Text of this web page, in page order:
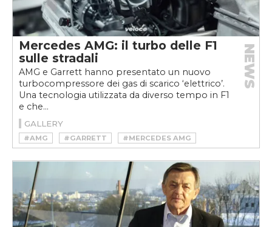
Mercedes AMG: il turbo delle F1
sulle stradali
AMG e Garrett hanno presentato un nuovo
turbocompressore dei gas di scarico ‘elettrico’.
Una tecnologia utilizzata da diverso tempo in F1
e che...
NEWS
GALLERY
#AMG #GARRETT
#MERCEDES AMG
#TECH
#TURBO
#TURBOCOMPRESSORE
#TURBOLAG